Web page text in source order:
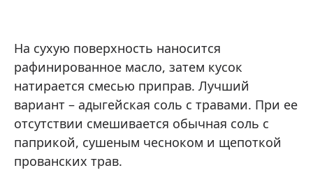
На сухую поверхность наносится
рафинированное масло, затем кусок
натирается смесью приправ. Лучший
вариант – адыгейская соль с травами. При ее
отсутствии смешивается обычная соль с
паприкой, сушеным чесноком и щепоткой
прованских трав.